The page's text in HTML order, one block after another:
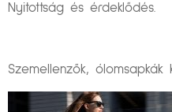
Nyitottság és érdeklődés.
Szemellenzők, ólomsapkák